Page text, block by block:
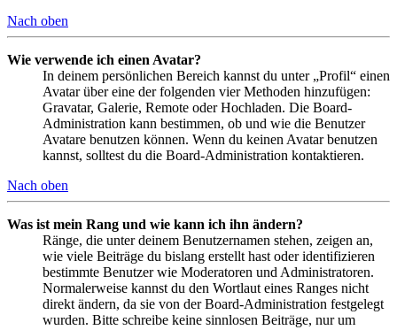
Nach oben
Wie verwende ich einen Avatar?
In deinem persönlichen Bereich kannst du unter „Profil“ einen
Avatar über eine der folgenden vier Methoden hinzufügen:
Gravatar, Galerie, Remote oder Hochladen. Die Board-
Administration kann bestimmen, ob und wie die Benutzer
Avatare benutzen können. Wenn du keinen Avatar benutzen
kannst, solltest du die Board-Administration kontaktieren.
Nach oben
Was ist mein Rang und wie kann ich ihn ändern?
Ränge, die unter deinem Benutzernamen stehen, zeigen an,
wie viele Beiträge du bislang erstellt hast oder identifizieren
bestimmte Benutzer wie Moderatoren und Administratoren.
Normalerweise kannst du den Wortlaut eines Ranges nicht
direkt ändern, da sie von der Board-Administration festgelegt
wurden. Bitte schreibe keine sinnlosen Beiträge, nur um